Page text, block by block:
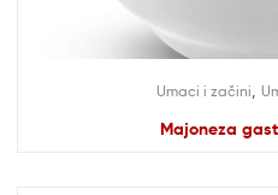
Umaci i začini
Majoneza